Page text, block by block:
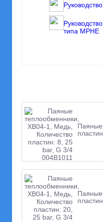
типа MPHE
Паяные
Паяные